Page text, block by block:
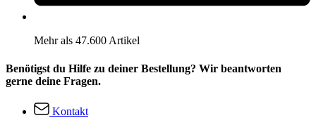
Mehr als 47.600 Artikel
Benötigst du Hilfe zu deiner Bestellung? Wir beantworten
gerne deine Fragen.
Kontakt